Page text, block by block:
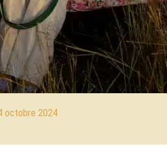
octobre 2024